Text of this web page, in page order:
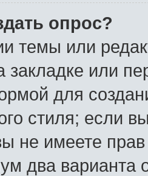
опрос?
темы или
закладке или
для
стиля; если
не имеете прав
два варианта